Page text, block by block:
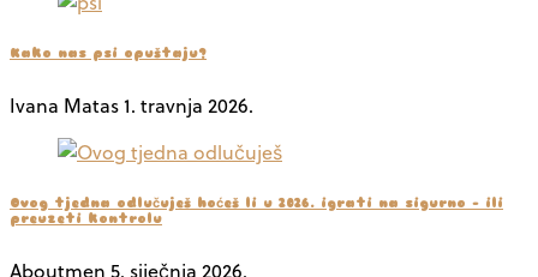
Kako nas psi opuštaju?
Ivana Matas1. travnja 2026.
Ovog tjedna odlučuješ hoćeš li u 2026. igrati na sigurno – ili
preuzeti kontrolu
Aboutmen 5. siječnja 2026.